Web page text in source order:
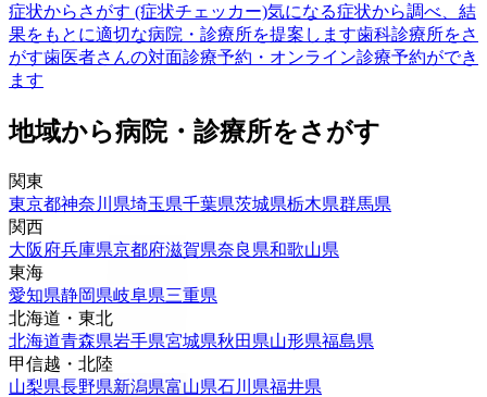
症状からさがす (症状チェッカー)気になる症状から調べ、結
果をもとに適切な病院・診療所を提案します歯科診療所をさ
がす歯医者さんの対面診療予約・オンライン診療予約ができ
ます
地域から病院・診療所をさがす
関東
東京都神奈川県埼玉県千葉県茨城県栃木県群馬県
関西
大阪府兵庫県京都府滋賀県奈良県和歌山県
東海
愛知県静岡県岐阜県三重県
北海道・東北
北海道青森県岩手県宮城県秋田県山形県福島県
甲信越・北陸
山梨県長野県新潟県富山県石川県福井県